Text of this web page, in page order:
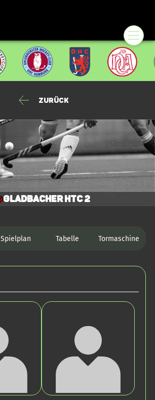
Zurück
Gladbacher HTC 2
Spielplan Tabelle Tormaschine